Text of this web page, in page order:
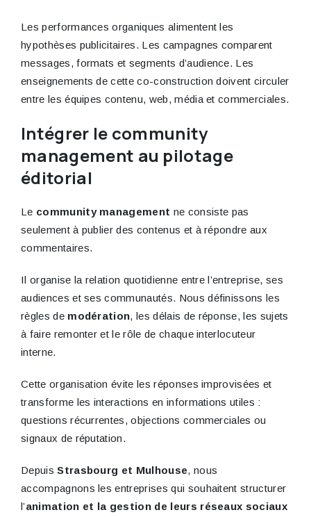
Les performances organiques alimentent les
hypothèses publicitaires. Les campagnes comparent
messages, formats et segments d’audience. Les
enseignements de cette co-construction doivent circuler
entre les équipes contenu, web, média et commerciales.
Intégrer le community
management au pilotage
éditorial
Le community management ne consiste pas
seulement à publier des contenus et à répondre aux
commentaires.
Il organise la relation quotidienne entre l’entreprise, ses
audiences et ses communautés. Nous définissons les
règles de modération, les délais de réponse, les sujets
à faire remonter et le rôle de chaque interlocuteur
interne.
Cette organisation évite les réponses improvisées et
transforme les interactions en informations utiles :
questions récurrentes, objections commerciales ou
signaux de réputation.
DepuisStrasbourg et Mulhouse, nous
accompagnons les entreprises qui souhaitent structurer
l’animation et la gestion de leurs réseaux sociaux